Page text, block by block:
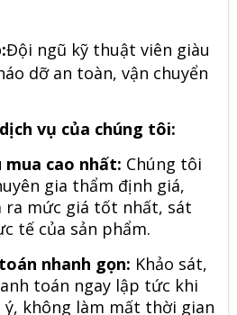
Đội ngũ kỹ thuật viên giàu
dỡ an toàn, vận chuyển
vụ của chúng tôi:
mua cao nhất: Chúng tôi
gia thẩm định giá,
ra mức giá tốt nhất, sát
tế của sản phẩm.
nhanh gọn: Khảo sát,
toán ngay lập tức khi
ý, không làm mất thời gian